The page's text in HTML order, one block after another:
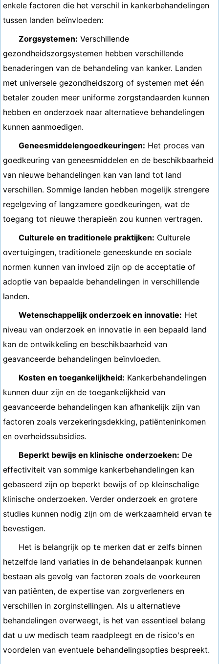
enkele factoren die het verschil in kankerbehandelingen
tussen landen beïnvloeden:
Zorgsystemen: Verschillende
gezondheidszorgsystemen hebben verschillende
benaderingen van de behandeling van kanker. Landen
met universele gezondheidszorg of systemen met één
betaler zouden meer uniforme zorgstandaarden kunnen
hebben en onderzoek naar alternatieve behandelingen
kunnen aanmoedigen.
Geneesmiddelengoedkeuringen: Het proces van
goedkeuring van geneesmiddelen en de beschikbaarheid
van nieuwe behandelingen kan van land tot land
verschillen. Sommige landen hebben mogelijk strengere
regelgeving of langzamere goedkeuringen, wat de
toegang tot nieuwe therapieën zou kunnen vertragen.
Culturele en traditionele praktijken: Culturele
overtuigingen, traditionele geneeskunde en sociale
normen kunnen van invloed zijn op de acceptatie of
adoptie van bepaalde behandelingen in verschillende
landen.
Wetenschappelijk onderzoek en innovatie: Het
niveau van onderzoek en innovatie in een bepaald land
kan de ontwikkeling en beschikbaarheid van
geavanceerde behandelingen beïnvloeden.
Kosten en toegankelijkheid: Kankerbehandelingen
kunnen duur zijn en de toegankelijkheid van
geavanceerde behandelingen kan afhankelijk zijn van
factoren zoals verzekeringsdekking, patiënteninkomen
en overheidssubsidies.
Beperkt bewijs en klinische onderzoeken: De
effectiviteit van sommige kankerbehandelingen kan
gebaseerd zijn op beperkt bewijs of op kleinschalige
klinische onderzoeken. Verder onderzoek en grotere
studies kunnen nodig zijn om de werkzaamheid ervan te
bevestigen.
Het is belangrijk op te merken dat er zelfs binnen
hetzelfde land variaties in de behandelaanpak kunnen
bestaan ​​als gevolg van factoren zoals de voorkeuren
van patiënten, de expertise van zorgverleners en
verschillen in zorginstellingen. Als u alternatieve
behandelingen overweegt, is het van essentieel belang
dat u uw medisch team raadpleegt en de risico's en
voordelen van eventuele behandelingsopties bespreekt.